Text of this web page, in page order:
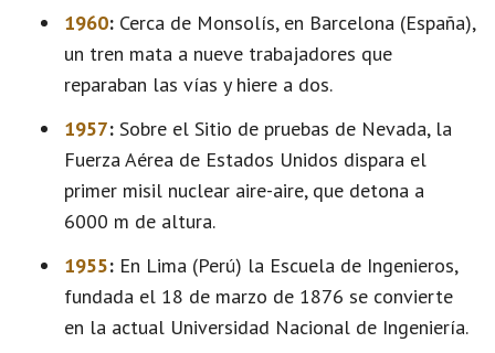
1960: Cerca de Monsolís, en Barcelona (España),
un tren mata a nueve trabajadores que
reparaban las vías y hiere a dos.
1957: Sobre el Sitio de pruebas de Nevada, la
Fuerza Aérea de Estados Unidos dispara el
primer misil nuclear aire-aire, que detona a
6000 m de altura.
1955: En Lima (Perú) la Escuela de Ingenieros,
fundada el 18 de marzo de 1876 se convierte
en la actual Universidad Nacional de Ingeniería.